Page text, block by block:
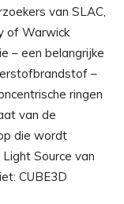
van SLAC,
of Warwick
– een belangrijke
–
ringen
van de
die wordt
Source van
CUBE3D